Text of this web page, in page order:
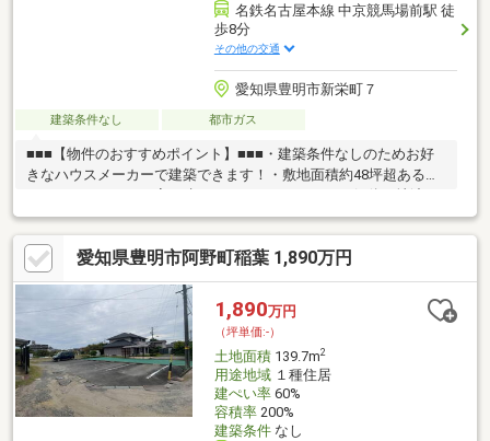
名鉄名古屋本線 中京競馬場前駅 徒
歩8分
その他の交通
愛知県豊明市新栄町７
建築条件なし 都市ガス
■■■【物件のおすすめポイント】■■■・建築条件なしのためお好
きなハウスメーカーで建築できます！・敷地面積約48坪超あるの
なのでコストを建築コストを抑えることができます！・旗竿地な
のでプライベート空間を確保したお家を建てることができま
す！！■■■【立地・周辺環境】■■■・栄保育園まで徒歩約8分、栄
小学校まで徒歩約9分、小牧中学校まで徒歩約21分・アオキスー
パーまで徒歩約11分、ミニストップまで徒歩約8分、ドラッグユ
タカまで徒歩約8分！商業施設が充実しているので共働きのご家庭
もうれしいですね！・山ノ神公園まで徒歩約3分！
愛知県豊明市阿野町稲葉 1,890万円
1,890万円
（坪単価:-）
土地面積139.7m2
用途地域１種住居
建ぺい率60%
容積率200%
建築条件なし